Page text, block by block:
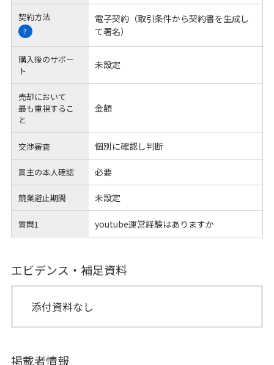
契約方法
?
電子契約（取引条件から契約書を生成し
て署名）
購入後のサポー
ト
未設定
売却において
最も重視するこ
と
金額
交渉審査 個別に確認し判断
買主の本人確認 必要
競業避止期間 未設定
質問1 youtube運営経験はありますか
エビデンス・補足資料
添付資料なし
掲載者情報